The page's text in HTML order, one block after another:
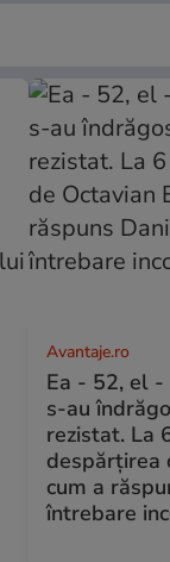
Avantaje.ro
Ea - 52, el -
s-au
rezistat. La
despărțirea
cum a
întrebare